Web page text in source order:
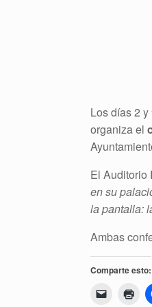
Los días 2
organiza el
El Auditorio
en su
la pantalla:
Ambas
Comparte esto: